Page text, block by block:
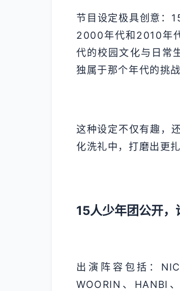
节目设定极具创意：
2000年代和2010年
代的校园文化与日常
独属于那个年代的挑
这种设定不仅有趣，
化洗礼中，打磨出更
15人少年团公开，
出演阵容包括：
WOORIN、HANBI